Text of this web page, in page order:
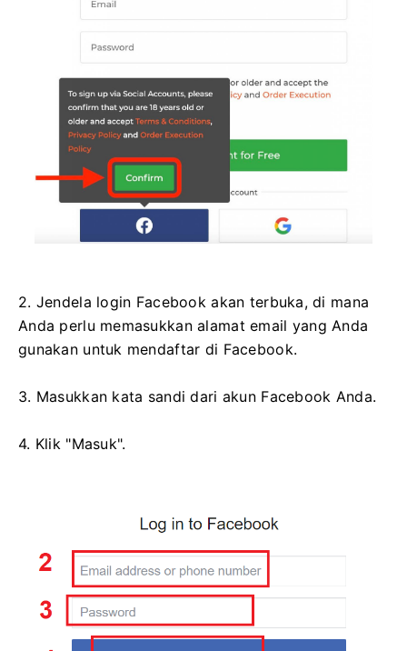
2. Jendela login Facebook akan terbuka, di mana
Anda perlu memasukkan alamat email yang Anda
gunakan untuk mendaftar di Facebook.
3. Masukkan kata sandi dari akun Facebook Anda.
4. Klik "Masuk".